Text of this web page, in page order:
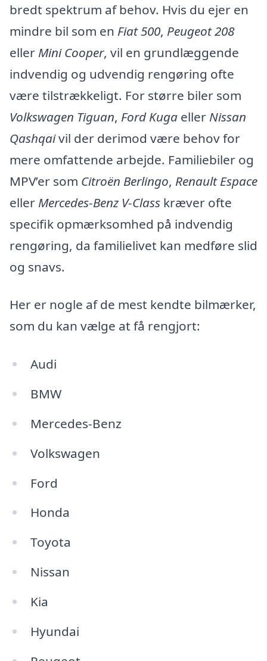
bredt spektrum af behov. Hvis du ejer en
mindre bil som en Fiat 500, Peugeot 208
eller Mini Cooper, vil en grundlæggende
indvendig og udvendig rengøring ofte
være tilstrækkeligt. For større biler som
Volkswagen Tiguan, Ford Kuga eller Nissan
Qashqaivil der derimod være behov for
mere omfattende arbejde. Familiebiler og
MPV’er som Citroën Berlingo, Renault Espace
eller Mercedes-Benz V-Class kræver ofte
specifik opmærksomhed på indvendig
rengøring, da familielivet kan medføre slid
og snavs.
Her er nogle af de mest kendte bilmærker,
som du kan vælge at få rengjort:
Audi
BMW
Mercedes-Benz
Volkswagen
Ford
Honda
Toyota
Nissan
Kia
Hyundai